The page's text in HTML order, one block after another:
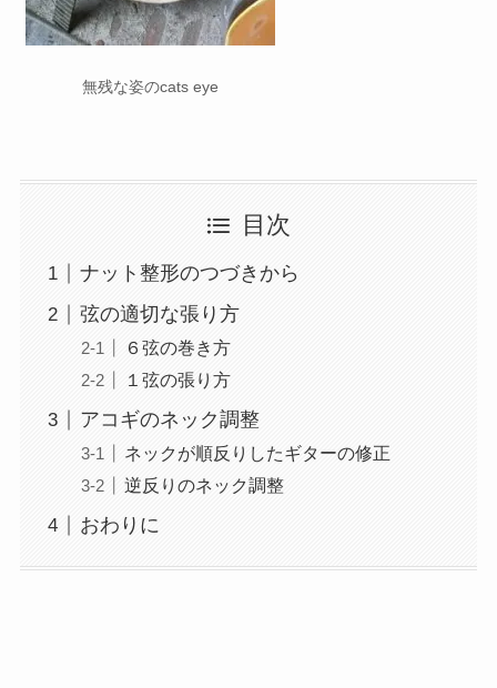
無残な姿のcats eye
目次
ナット整形のつづきから
弦の適切な張り方
６弦の巻き方
１弦の張り方
アコギのネック調整
ネックが順反りしたギターの修正
逆反りのネック調整
おわりに